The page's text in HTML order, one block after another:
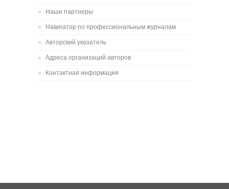
Наши партнеры
Навигатор по профессиональным журналам
Авторский указатель
Адреса организаций авторов
Контактная информация